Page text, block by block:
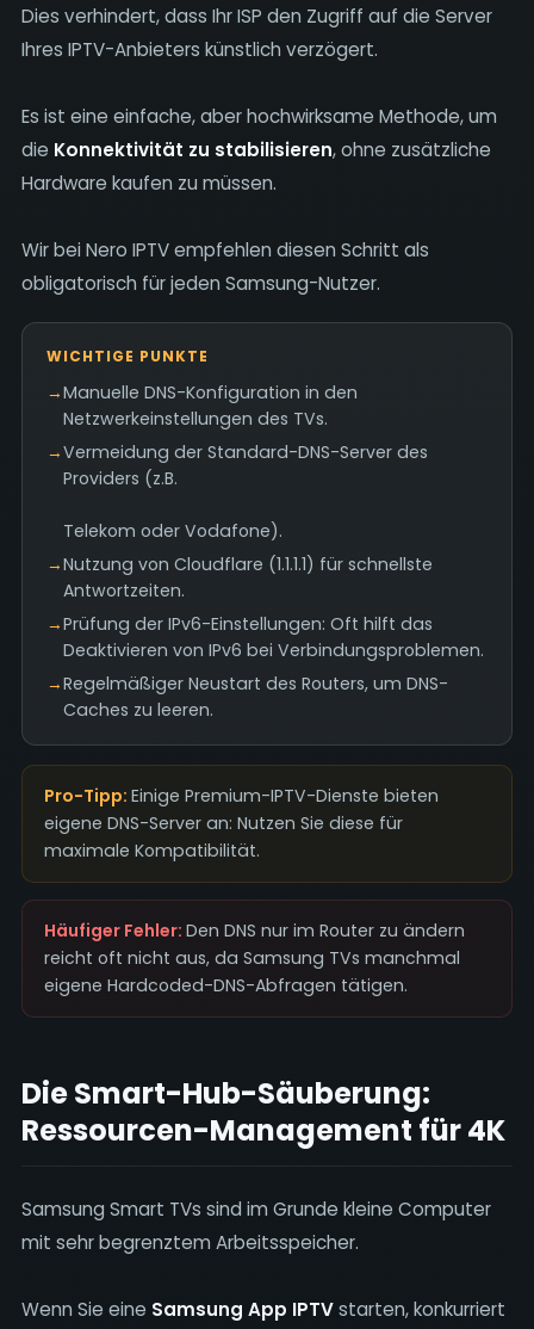
Dies verhindert, dass Ihr ISP den Zugriff auf die Server
Ihres IPTV-Anbieters künstlich verzögert.
Es ist eine einfache, aber hochwirksame Methode, um
die Konnektivität zu stabilisieren, ohne zusätzliche
Hardware kaufen zu müssen.
Wir bei Nero IPTV empfehlen diesen Schritt als
obligatorisch für jeden Samsung-Nutzer.
WICHTIGE PUNKTE
→Manuelle DNS-Konfiguration in den
Netzwerkeinstellungen des TVs.
→Vermeidung der Standard-DNS-Server des
Providers (z.B.
Telekom oder Vodafone).
→Nutzung von Cloudflare (1.1.1.1) für schnellste
Antwortzeiten.
→Prüfung der IPv6-Einstellungen: Oft hilft das
Deaktivieren von IPv6 bei Verbindungsproblemen.
→Regelmäßiger Neustart des Routers, um DNS-
Caches zu leeren.
Pro-Tipp: Einige Premium-IPTV-Dienste bieten
eigene DNS-Server an: Nutzen Sie diese für
maximale Kompatibilität.
Häufiger Fehler: Den DNS nur im Router zu ändern
reicht oft nicht aus, da Samsung TVs manchmal
eigene Hardcoded-DNS-Abfragen tätigen.
Die Smart-Hub-Säuberung:
Ressourcen-Management für 4K
Samsung Smart TVs sind im Grunde kleine Computer
mit sehr begrenztem Arbeitsspeicher.
Wenn Sie eine Samsung App IPTVstarten, konkurriert